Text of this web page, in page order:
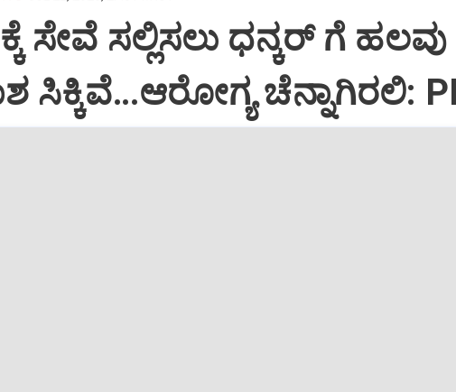
ಸೇವೆ ಸಲ್ಲಿಸಲು ಧನ್ಕರ್‌ ಗೆ ಹಲವು
ಸಿಕ್ಕಿವೆ…ಆರೋಗ್ಯ ಚೆನ್ನಾಗಿರಲಿ: